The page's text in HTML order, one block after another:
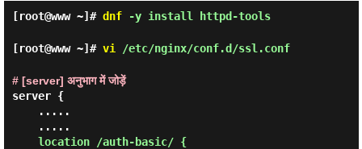
[root@www ~]# dnf-y install httpd-tools
[root@www ~]# vi /etc/nginx/conf.d/ssl.conf
# [server] अनुभाग में जोड़ें
server {
location /auth-basic/ {